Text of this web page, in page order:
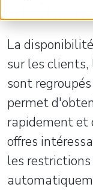
La
sur les
sont
permet
rapidement et
offres
les